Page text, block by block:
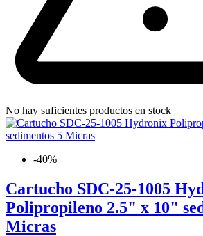
No hay suficientes productos en stock
-40%
Cartucho SDC-25-1005
Polipropileno 2.5" x 10"
Micras